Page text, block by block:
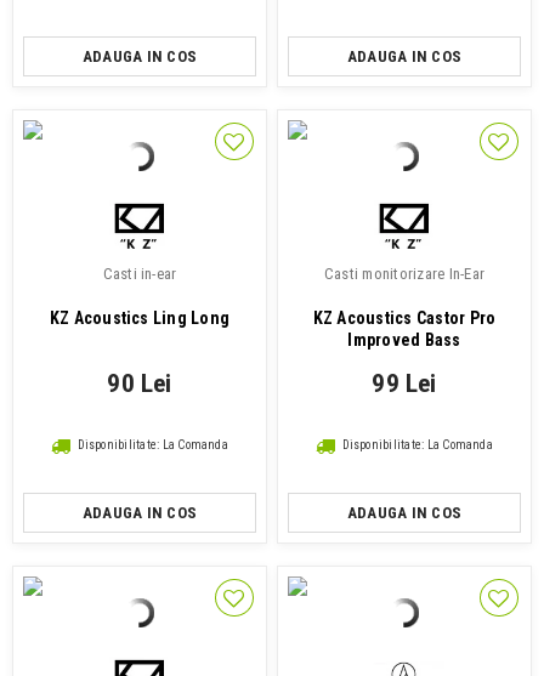
ADAUGA IN COS ADAUGA IN COS
Casti in-ear
KZ Acoustics Ling Long
90 Lei
Disponibilitate: La Comanda
ADAUGA IN COS
Casti monitorizare In-Ear
KZ Acoustics Castor Pro
Improved Bass
99 Lei
Disponibilitate: La Comanda
ADAUGA IN COS